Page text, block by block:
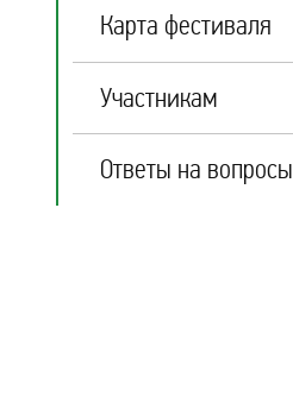
Карта фестиваля
Участникам
Ответы на вопросы